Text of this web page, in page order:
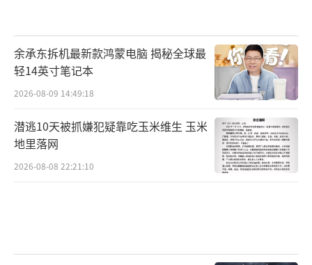
余承东拆机最新款鸿蒙电脑 揭秘全球最
轻14英寸笔记本
2026-08-09 14:49:18
潜逃10天被抓嫌犯疑靠吃玉米维生 玉米
地里落网
2026-08-08 22:21:10